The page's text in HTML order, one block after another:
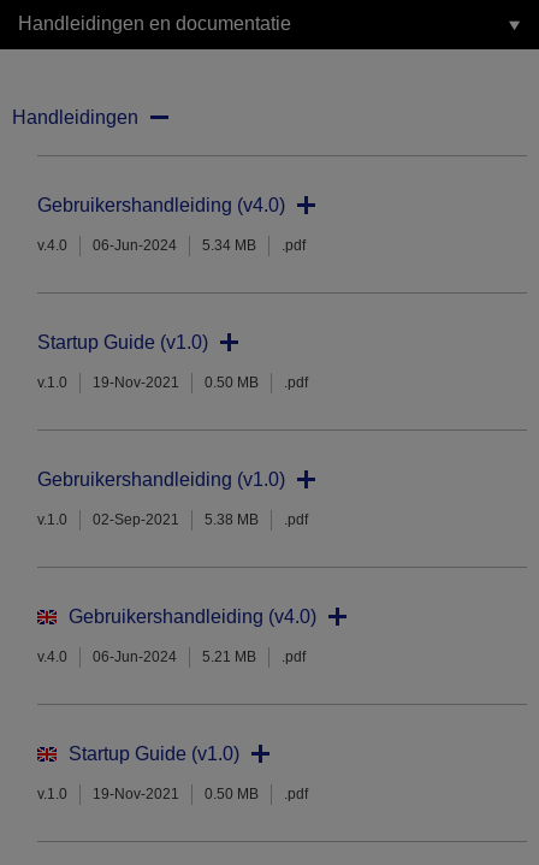
Handleidingen en documentatie
Handleidingen
Gebruikershandleiding (v4.0)
v.4.0 06-Jun-2024 5.34 MB .pdf
Startup Guide (v1.0)
v.1.0 19-Nov-2021 0.50 MB .pdf
Gebruikershandleiding (v1.0)
v.1.0 02-Sep-2021 5.38 MB .pdf
Gebruikershandleiding (v4.0)
v.4.0 06-Jun-2024 5.21 MB .pdf
Startup Guide (v1.0)
v.1.0 19-Nov-2021 0.50 MB .pdf